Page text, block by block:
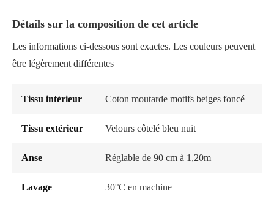
Détails sur la composition de cet article
Les informations ci-dessous sont exactes. Les couleurs peuvent
être légèrement différentes
Tissu intérieur Coton moutarde motifs beiges foncé
Tissu extérieur Velours côtelé bleu nuit
Anse Réglable de 90 cm à 1,20m
Lavage 30°C en machine